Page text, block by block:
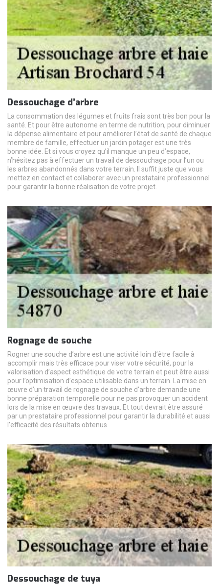
Dessouchage d’arbre
La consommation des légumes et fruits frais sont très bon pour la
santé. Et pour être autonome en terme de nutrition, pour diminuer
la dépense alimentaire et pour améliorer l’état de santé de chaque
membre de famille, effectuer un jardin potager est une très
bonne idée. Et si vous croyez qu’il manque un peu d’espace,
n’hésitez pas à effectuer un travail de dessouchage pour l’un ou
les arbres abandonnés dans votre terrain. Il suffit juste que vous
mettez en contact et collaborer avec un prestataire professionnel
pour garantir la bonne réalisation de votre projet.
Rognage de souche
Rogner une souche d’arbre est une activité loin d’être facile à
accomplir mais très efficace pour viser votre sécurité, pour la
valorisation d’aspect esthétique de votre terrain et peut être aussi
pour l’optimisation d’espace utilisable dans un terrain. La mise en
œuvre d’un travail de rognage de souche d’arbre demande une
bonne préparation temporelle pour ne pas provoquer un accident
lors de la mise en œuvre des travaux. Et tout devrait être assuré
par un prestataire professionnel pour garantir la durabilité et aussi
l’efficacité des résultats obtenus.
Dessouchage de tuya